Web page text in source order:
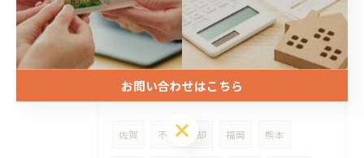
タグ Tags
佐賀 不動産売却 福岡 熊本
お問い合わせはこちら
お問い合わせはこちら